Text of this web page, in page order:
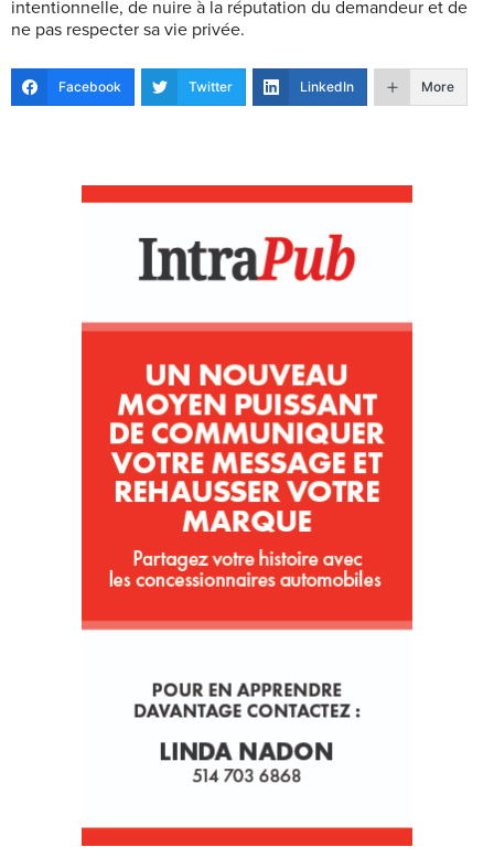
intentionnelle, de nuire à la réputation du demandeur et de
ne pas respecter sa vie privée.
Facebook Twitter LinkedIn More